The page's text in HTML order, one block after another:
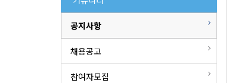
공지사항
채용공고
참여자모집